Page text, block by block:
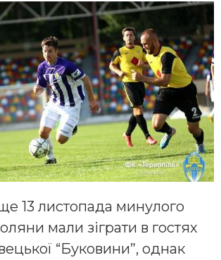
13 листопада минулого
мали зіграти в гостях
“Буковини”, однак